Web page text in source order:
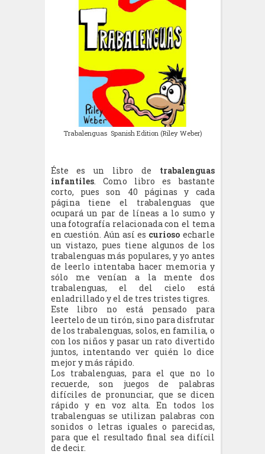
Trabalenguas Spanish Edition (Riley Weber)
Éste es un libro de trabalenguas
infantiles. Como libro es bastante
corto, pues son 40 páginas y cada
página tiene el trabalenguas que
ocupará un par de líneas a lo sumo y
una fotografía relacionada con el tema
en cuestión. Aún así es curioso echarle
un vistazo, pues tiene algunos de los
trabalenguas más populares, y yo antes
de leerlo intentaba hacer memoria y
sólo me venían a la mente dos
trabalenguas, el del cielo está
enladrillado y el de tres tristes tigres.
Este libro no está pensado para
leertelo de un tirón, sino para disfrutar
de los trabalenguas, solos, en familia, o
con los niños y pasar un rato divertido
juntos, intentando ver quién lo dice
mejor y más rápido.
Los trabalenguas, para el que no lo
recuerde, son juegos de palabras
difíciles de pronunciar, que se dicen
rápido y en voz alta. En todos los
trabalenguas se utilizan palabras con
sonidos o letras iguales o parecidas,
para que el resultado final sea difícil
de decir.